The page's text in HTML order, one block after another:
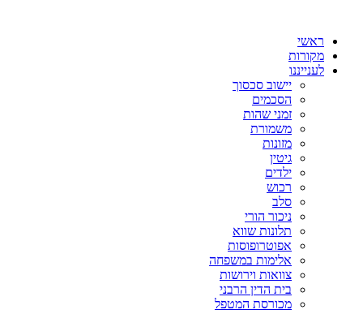
ראשי
מקורות
לענייננו
יישוב סכסוך
הסכמים
זמני שהות
משמורת
מזונות
גיטין
ילדים
רכוש
סלב
ניכור הורי
תלונות שווא
אפוטרופוסות
אלימות במשפחה
צוואות וירושות
בית הדין הרבני
מכורסת המטפל